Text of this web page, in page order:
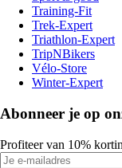
Training-Fit
Trek-Expert
Triathlon-Expert
TripNBikers
Vélo-Store
Winter-Expert
Abonneer je op
Profiteer van 10%